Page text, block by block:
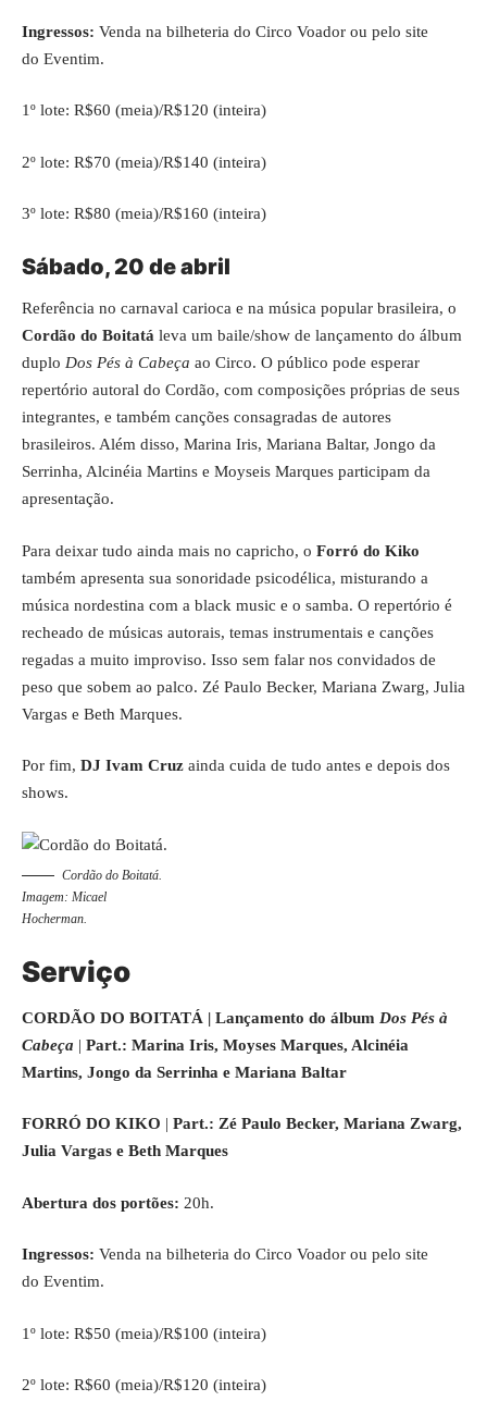
Ingressos: Venda na bilheteria do Circo Voador ou pelo site
do Eventim.
1º lote: R$60 (meia)/R$120 (inteira)
2º lote: R$70 (meia)/R$140 (inteira)
3º lote: R$80 (meia)/R$160 (inteira)
Sábado, 20 de abril
Referência no carnaval carioca e na música popular brasileira, o
Cordão do Boitatá leva um baile/show de lançamento do álbum
duplo Dos Pés à Cabeça ao Circo. O público pode esperar
repertório autoral do Cordão, com composições próprias de seus
integrantes, e também canções consagradas de autores
brasileiros. Além disso, Marina Iris, Mariana Baltar, Jongo da
Serrinha, Alcinéia Martins e Moyseis Marques participam da
apresentação.
Para deixar tudo ainda mais no capricho, o Forró do Kiko
também apresenta sua sonoridade psicodélica, misturando a
música nordestina com a black music e o samba. O repertório é
recheado de músicas autorais, temas instrumentais e canções
regadas a muito improviso. Isso sem falar nos convidados de
peso que sobem ao palco. Zé Paulo Becker, Mariana Zwarg, Julia
Vargas e Beth Marques.
Por fim, DJ Ivam Cruz ainda cuida de tudo antes e depois dos
shows.
Cordão do Boitatá.
Imagem: Micael
Hocherman.
Serviço
CORDÃO DO BOITATÁ | Lançamento do álbum Dos Pés à
Cabeça | Part.: Marina Iris, Moyses Marques, Alcinéia
Martins, Jongo da Serrinha e Mariana Baltar
FORRÓ DO KIKO | Part.: Zé Paulo Becker, Mariana Zwarg,
Julia Vargas e Beth Marques
Abertura dos portões: 20h.
Ingressos: Venda na bilheteria do Circo Voador ou pelo site
do Eventim.
1º lote: R$50 (meia)/R$100 (inteira)
2º lote: R$60 (meia)/R$120 (inteira)